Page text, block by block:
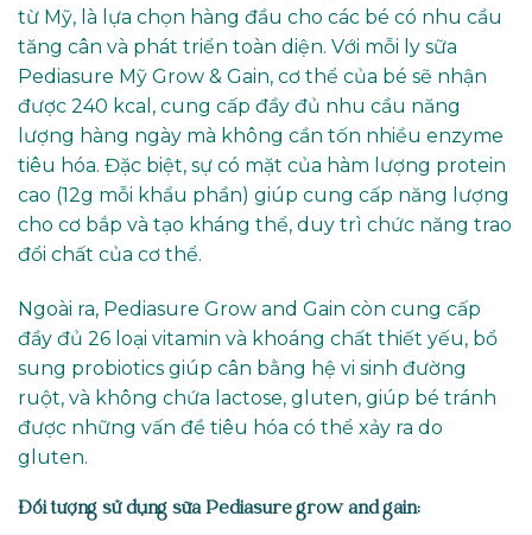
từ Mỹ, là lựa chọn hàng đầu cho các bé có nhu cầu
tăng cân và phát triển toàn diện. Với mỗi ly sữa
Pediasure Mỹ Grow & Gain, cơ thể của bé sẽ nhận
được 240 kcal, cung cấp đầy đủ nhu cầu năng
lượng hàng ngày mà không cần tốn nhiều enzyme
tiêu hóa. Đặc biệt, sự có mặt của hàm lượng protein
cao (12g mỗi khẩu phần) giúp cung cấp năng lượng
cho cơ bắp và tạo kháng thể, duy trì chức năng trao
đổi chất của cơ thể.
Ngoài ra, Pediasure Grow and Gain còn cung cấp
đầy đủ 26 loại vitamin và khoáng chất thiết yếu, bổ
sung probiotics giúp cân bằng hệ vi sinh đường
ruột, và không chứa lactose, gluten, giúp bé tránh
được những vấn đề tiêu hóa có thể xảy ra do
gluten.
Đối tượng sử dụng sữa Pediasure grow and gain: